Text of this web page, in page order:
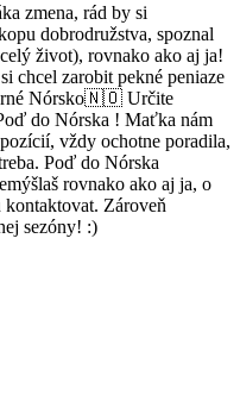
zmena, rád by si
dobrodružstva, spoznal
život), rovnako ako aj ja!
chcel zarobit pekné peniaze
Nórsko🇳🇴 Určite
do Nórska ! Maťka nám
vždy ochotne poradila,
Poď do Nórska
rovnako ako aj ja, o
Zároveň
sezóny! :)